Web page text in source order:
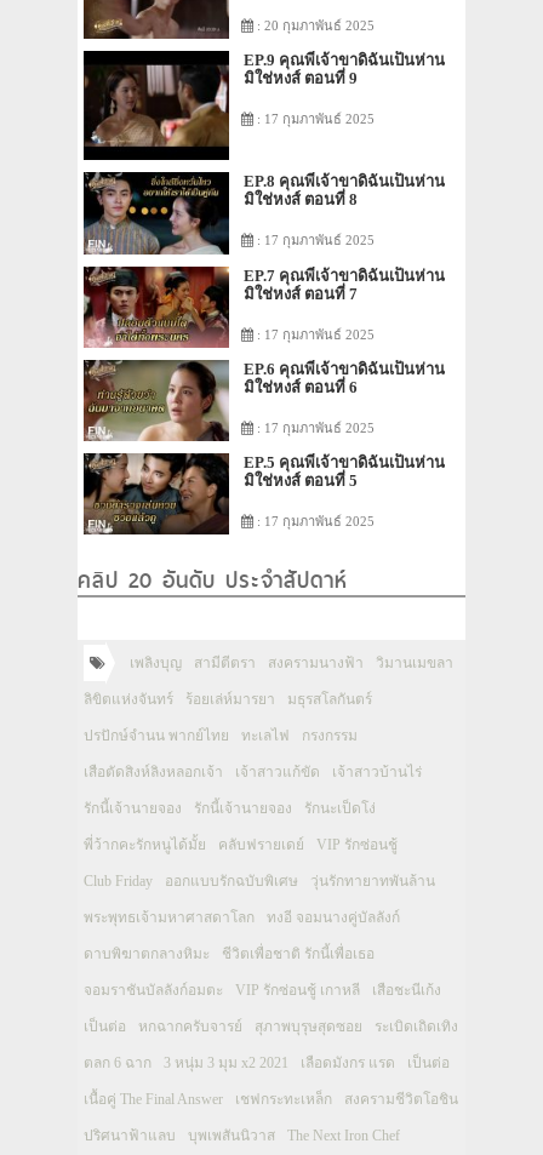
: 20 กุมภาพันธ์ 2025
EP.9 คุณพี่เจ้าขาดิฉันเป็นห่าน
มิใช่หงส์ ตอนที่ 9
: 17 กุมภาพันธ์ 2025
EP.8 คุณพี่เจ้าขาดิฉันเป็นห่าน
มิใช่หงส์ ตอนที่ 8
: 17 กุมภาพันธ์ 2025
EP.7 คุณพี่เจ้าขาดิฉันเป็นห่าน
มิใช่หงส์ ตอนที่ 7
: 17 กุมภาพันธ์ 2025
EP.6 คุณพี่เจ้าขาดิฉันเป็นห่าน
มิใช่หงส์ ตอนที่ 6
: 17 กุมภาพันธ์ 2025
EP.5 คุณพี่เจ้าขาดิฉันเป็นห่าน
มิใช่หงส์ ตอนที่ 5
: 17 กุมภาพันธ์ 2025
คลิป 20 อันดับ ประจำสัปดาห์
เพลิงบุญ สามีตีตรา สงครามนางฟ้า วิมานเมขลา
ลิขิตแห่งจันทร์ ร้อยเล่ห์มารยา มธุรสโลกันตร์
ปรปักษ์จำนน พากย์ไทย ทะเลไฟ กรงกรรม
เสือตัดสิงห์ลิงหลอกเจ้า เจ้าสาวแก้ขัด เจ้าสาวบ้านไร่
รักนี้เจ้านายจอง รักนี้เจ้านายจอง รักนะเป็ดโง่
พี่ว้ากคะรักหนูได้มั้ย คลับฟรายเดย์ VIP รักซ่อนชู้
Club Friday ออกแบบรักฉบับพิเศษ วุ่นรักทายาทพันล้าน
พระพุทธเจ้ามหาศาสดาโลก ทงอี จอมนางคู่บัลลังก์
ดาบพิฆาตกลางหิมะ ชีวิตเพื่อชาติ รักนี้เพื่อเธอ
จอมราชันบัลลังก์อมตะ VIP รักซ่อนชู้ เกาหลี เสือชะนีเก้ง
เป็นต่อ หกฉากครับจารย์ สุภาพบุรุษสุดซอย ระเบิดเถิดเทิง
ตลก 6 ฉาก 3 หนุ่ม 3 มุม x2 2021 เลือดมังกร แรด เป็นต่อ
เนื้อคู่ The Final Answer เชฟกระทะเหล็ก สงครามชีวิตโอชิน
ปริศนาฟ้าแลบ บุพเพสันนิวาส The Next Iron Chef